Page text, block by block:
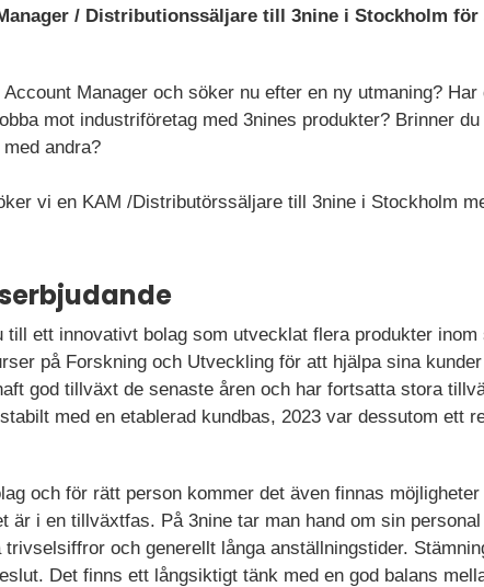
/ Distributionssäljare till 3nine i Stockholm
Manager och söker nu efter en ny utmaning? Har
mot industriföretag med 3nines produkter? Brinner
andra?
vi en KAM /Distributörssäljare till 3nine i Stockholm
till ett innovativt bolag som utvecklat flera produkter
på Forskning och Utveckling för att hjälpa sina
god tillväxt de senaste åren och har fortsatta stora
med en etablerad kundbas, 2023 var dessutom ett
och för rätt person kommer det även finnas
är i en tillväxtfas. På 3nine tar man hand om sin
trivselsiffror och generellt långa anställningstider.
Det finns ett långsiktigt tänk med en god balans